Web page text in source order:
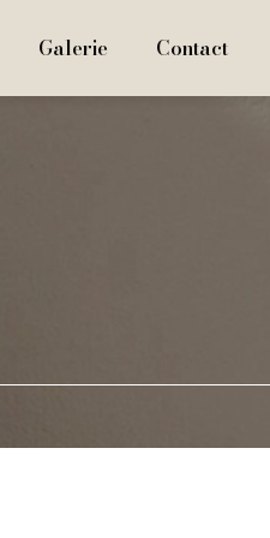
Galerie Contact